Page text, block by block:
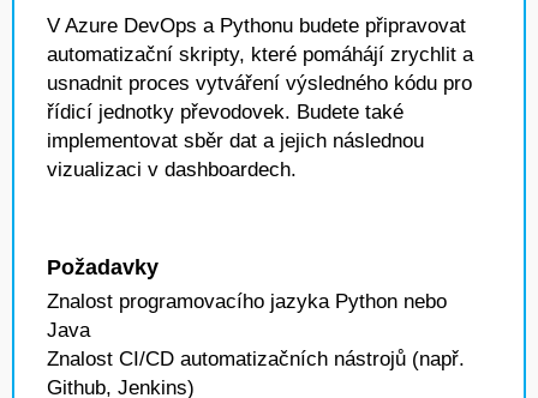
V Azure DevOps a Pythonu budete připravovat
automatizační skripty, které pomáhájí zrychlit a
usnadnit proces vytváření výsledného kódu pro
řídicí jednotky převodovek. Budete také
implementovat sběr dat a jejich následnou
vizualizaci v dashboardech.
Požadavky
Znalost programovacího jazyka Python nebo
Java
Znalost CI/CD automatizačních nástrojů (např.
Github, Jenkins)